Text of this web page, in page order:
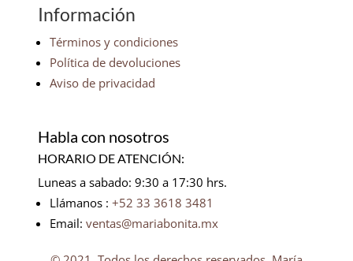
Información
Términos y condiciones
Política de devoluciones
Aviso de privacidad
Habla con nosotros
HORARIO DE ATENCIÓN:
Luneas a sabado: 9:30 a 17:30 hrs.
Llámanos : +52 33 3618 3481
Email: ventas@mariabonita.mx